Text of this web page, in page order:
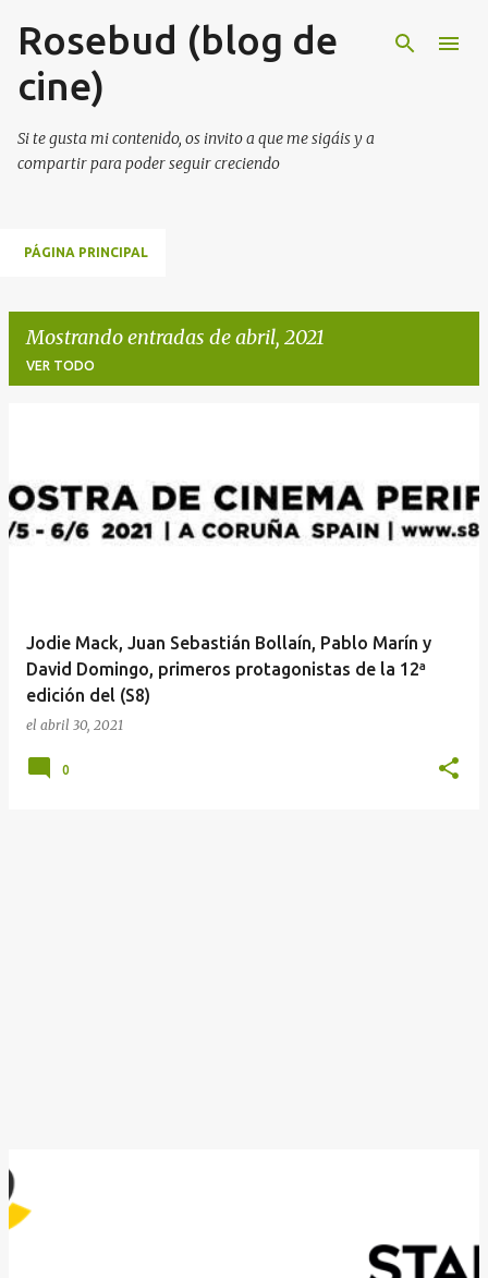
Ir al contenido principal
Rosebud (blog de
cine)
Si te gusta mi contenido, os invito a que me sigáis y a
compartir para poder seguir creciendo
PÁGINA PRINCIPAL
Mostrando entradas de abril, 2021
VER TODO
t
r
Jodie Mack, Juan Sebastián Bollaín, Pablo Marín y
David Domingo, primeros protagonistas de la 12ª
edición del (S8)
el abril 30, 2021
0